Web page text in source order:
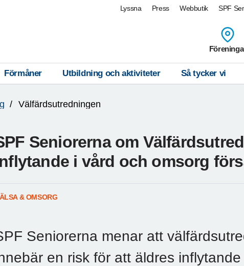
Lyssna Press Webbutik SPF
Förmåner Utbildning och aktiviteter Så tycker vi
Välfärdsutredningen
Seniorerna om
i vård och omsorg
& OMSORG
Seniorerna menar att
en risk för att äldres